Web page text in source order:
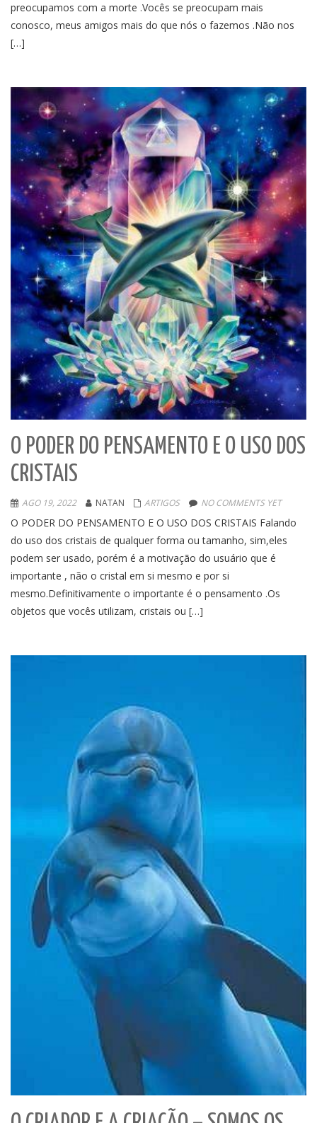
preocupamos com a morte .Vocês se preocupam mais
conosco, meus amigos mais do que nós o fazemos .Não nos
[…]
O PODER DO PENSAMENTO E O USO DOS
CRISTAIS
AGO 19, 2022 NATAN ARTIGOS NO COMMENTS YET
O PODER DO PENSAMENTO E O USO DOS CRISTAIS Falando
do uso dos cristais de qualquer forma ou tamanho, sim,eles
podem ser usado, porém é a motivação do usuário que é
importante , não o cristal em si mesmo e por si
mesmo.Definitivamente o importante é o pensamento .Os
objetos que vocês utilizam, cristais ou […]